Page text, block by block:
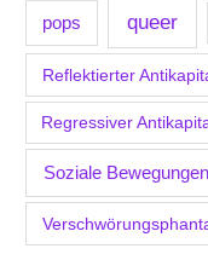
pops queer
Reflektierter
Regressiver
Soziale Bewegungen